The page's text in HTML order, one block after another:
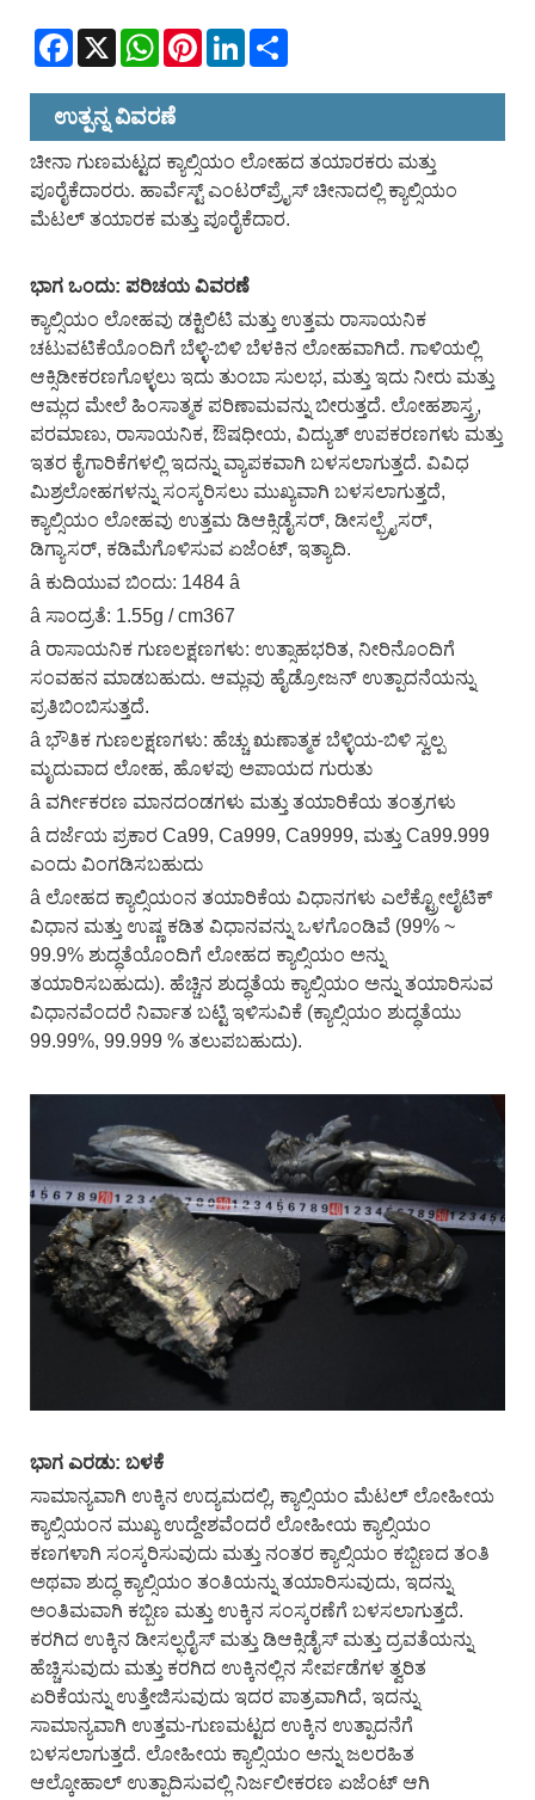
Facebook
X WhatsAppPinterestLinkedIn
ಉತ್ಪನ್ನ ವಿವರಣೆ
ಚೀನಾ ಗುಣಮಟ್ಟದ ಕ್ಯಾಲ್ಸಿಯಂ ಲೋಹದ ತಯಾರಕರು ಮತ್ತು
ಪೂರೈಕೆದಾರರು. ಹಾರ್ವೆಸ್ಟ್ ಎಂಟರ್‌ಪ್ರೈಸ್ ಚೀನಾದಲ್ಲಿ ಕ್ಯಾಲ್ಸಿಯಂ
ಮೆಟಲ್ ತಯಾರಕ ಮತ್ತು ಪೂರೈಕೆದಾರ.
ಭಾಗ ಒಂದು: ಪರಿಚಯ ವಿವರಣೆ
ಕ್ಯಾಲ್ಸಿಯಂ ಲೋಹವು ಡಕ್ಟಿಲಿಟಿ ಮತ್ತು ಉತ್ತಮ ರಾಸಾಯನಿಕ
ಚಟುವಟಿಕೆಯೊಂದಿಗೆ ಬೆಳ್ಳಿ-ಬಿಳಿ ಬೆಳಕಿನ ಲೋಹವಾಗಿದೆ. ಗಾಳಿಯಲ್ಲಿ
ಆಕ್ಸಿಡೀಕರಣಗೊಳ್ಳಲು ಇದು ತುಂಬಾ ಸುಲಭ, ಮತ್ತು ಇದು ನೀರು ಮತ್ತು
ಆಮ್ಲದ ಮೇಲೆ ಹಿಂಸಾತ್ಮಕ ಪರಿಣಾಮವನ್ನು ಬೀರುತ್ತದೆ. ಲೋಹಶಾಸ್ತ್ರ,
ಪರಮಾಣು, ರಾಸಾಯನಿಕ, ಔಷಧೀಯ, ವಿದ್ಯುತ್ ಉಪಕರಣಗಳು ಮತ್ತು
ಇತರ ಕೈಗಾರಿಕೆಗಳಲ್ಲಿ ಇದನ್ನು ವ್ಯಾಪಕವಾಗಿ ಬಳಸಲಾಗುತ್ತದೆ. ವಿವಿಧ
ಮಿಶ್ರಲೋಹಗಳನ್ನು ಸಂಸ್ಕರಿಸಲು ಮುಖ್ಯವಾಗಿ ಬಳಸಲಾಗುತ್ತದೆ,
ಕ್ಯಾಲ್ಸಿಯಂ ಲೋಹವು ಉತ್ತಮ ಡಿಆಕ್ಸಿಡೈಸರ್, ಡೀಸಲ್ಫ್ರೈಸರ್,
ಡಿಗ್ಯಾಸರ್, ಕಡಿಮೆಗೊಳಿಸುವ ಏಜೆಂಟ್, ಇತ್ಯಾದಿ.
â ಕುದಿಯುವ ಬಿಂದು: 1484 â
â ಸಾಂದ್ರತೆ: 1.55g / cm367
â ರಾಸಾಯನಿಕ ಗುಣಲಕ್ಷಣಗಳು: ಉತ್ಸಾಹಭರಿತ, ನೀರಿನೊಂದಿಗೆ
ಸಂವಹನ ಮಾಡಬಹುದು. ಆಮ್ಲವು ಹೈಡ್ರೋಜನ್ ಉತ್ಪಾದನೆಯನ್ನು
ಪ್ರತಿಬಿಂಬಿಸುತ್ತದೆ.
â ಭೌತಿಕ ಗುಣಲಕ್ಷಣಗಳು: ಹೆಚ್ಚು ಋಣಾತ್ಮಕ ಬೆಳ್ಳಿಯ-ಬಿಳಿ ಸ್ವಲ್ಪ
ಮೃದುವಾದ ಲೋಹ, ಹೊಳಪು ಅಪಾಯದ ಗುರುತು
â ವರ್ಗೀಕರಣ ಮಾನದಂಡಗಳು ಮತ್ತು ತಯಾರಿಕೆಯ ತಂತ್ರಗಳು
â ದರ್ಜೆಯ ಪ್ರಕಾರ Ca99, Ca999, Ca9999, ಮತ್ತು Ca99.999
ಎಂದು ವಿಂಗಡಿಸಬಹುದು
â ಲೋಹದ ಕ್ಯಾಲ್ಸಿಯಂನ ತಯಾರಿಕೆಯ ವಿಧಾನಗಳು ಎಲೆಕ್ಟ್ರೋಲೈಟಿಕ್
ವಿಧಾನ ಮತ್ತು ಉಷ್ಣ ಕಡಿತ ವಿಧಾನವನ್ನು ಒಳಗೊಂಡಿವೆ (99% ~
99.9% ಶುದ್ಧತೆಯೊಂದಿಗೆ ಲೋಹದ ಕ್ಯಾಲ್ಸಿಯಂ ಅನ್ನು
ತಯಾರಿಸಬಹುದು). ಹೆಚ್ಚಿನ ಶುದ್ಧತೆಯ ಕ್ಯಾಲ್ಸಿಯಂ ಅನ್ನು ತಯಾರಿಸುವ
ವಿಧಾನವೆಂದರೆ ನಿರ್ವಾತ ಬಟ್ಟಿ ಇಳಿಸುವಿಕೆ (ಕ್ಯಾಲ್ಸಿಯಂ ಶುದ್ಧತೆಯು
99.99%, 99.999 % ತಲುಪಬಹುದು).
ಭಾಗ ಎರಡು: ಬಳಕೆ
ಸಾಮಾನ್ಯವಾಗಿ ಉಕ್ಕಿನ ಉದ್ಯಮದಲ್ಲಿ, ಕ್ಯಾಲ್ಸಿಯಂ ಮೆಟಲ್ ಲೋಹೀಯ
ಕ್ಯಾಲ್ಸಿಯಂನ ಮುಖ್ಯ ಉದ್ದೇಶವೆಂದರೆ ಲೋಹೀಯ ಕ್ಯಾಲ್ಸಿಯಂ
ಕಣಗಳಾಗಿ ಸಂಸ್ಕರಿಸುವುದು ಮತ್ತು ನಂತರ ಕ್ಯಾಲ್ಸಿಯಂ ಕಬ್ಬಿಣದ ತಂತಿ
ಅಥವಾ ಶುದ್ಧ ಕ್ಯಾಲ್ಸಿಯಂ ತಂತಿಯನ್ನು ತಯಾರಿಸುವುದು, ಇದನ್ನು
ಅಂತಿಮವಾಗಿ ಕಬ್ಬಿಣ ಮತ್ತು ಉಕ್ಕಿನ ಸಂಸ್ಕರಣೆಗೆ ಬಳಸಲಾಗುತ್ತದೆ.
ಕರಗಿದ ಉಕ್ಕಿನ ಡೀಸಲ್ಫರೈಸ್ ಮತ್ತು ಡಿಆಕ್ಸಿಡೈಸ್ ಮತ್ತು ದ್ರವತೆಯನ್ನು
ಹೆಚ್ಚಿಸುವುದು ಮತ್ತು ಕರಗಿದ ಉಕ್ಕಿನಲ್ಲಿನ ಸೇರ್ಪಡೆಗಳ ತ್ವರಿತ
ಏರಿಕೆಯನ್ನು ಉತ್ತೇಜಿಸುವುದು ಇದರ ಪಾತ್ರವಾಗಿದೆ, ಇದನ್ನು
ಸಾಮಾನ್ಯವಾಗಿ ಉತ್ತಮ-ಗುಣಮಟ್ಟದ ಉಕ್ಕಿನ ಉತ್ಪಾದನೆಗೆ
ಬಳಸಲಾಗುತ್ತದೆ. ಲೋಹೀಯ ಕ್ಯಾಲ್ಸಿಯಂ ಅನ್ನು ಜಲರಹಿತ
ಆಲ್ಕೋಹಾಲ್ ಉತ್ಪಾದಿಸುವಲ್ಲಿ ನಿರ್ಜಲೀಕರಣ ಏಜೆಂಟ್ ಆಗಿ